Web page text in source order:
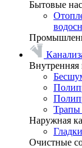
Бытовые
Внутренняя
Трапы
Наружная
Очистные